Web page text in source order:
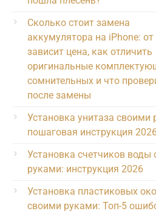
Сколько стоит замена
аккумулятора на iPhone: от
зависит цена, как отличить
оригинальные
сомнительных и что
после замены
Установка унитаза своими
пошаговая инструкция
Установка счетчиков воды
руками: инструкция 2026
Установка пластиковых
своими руками: Топ-5